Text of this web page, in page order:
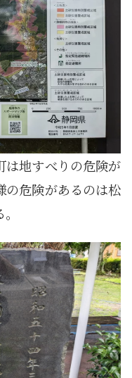
は地すべりの危険が
の危険があるのは松